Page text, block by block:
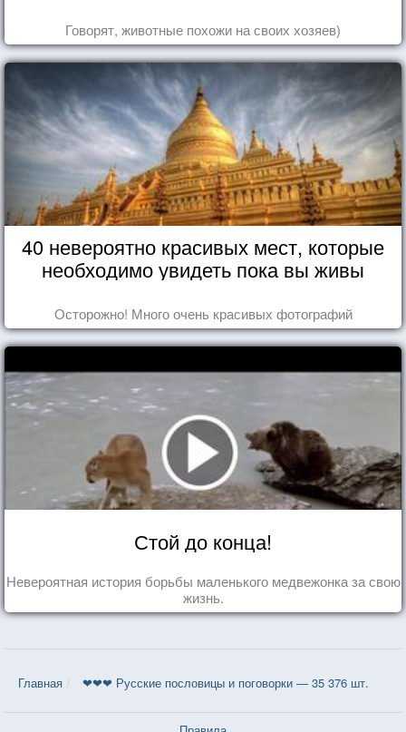
Говорят, животные похожи на своих хозяев)
40 невероятно красивых мест, которые
необходимо увидеть пока вы живы
Осторожно! Много очень красивых фотографий
Стой до конца!
Невероятная история борьбы маленького медвежонка за свою
жизнь.
Главная ❤❤❤ Русские пословицы и поговорки — 35 376 шт.